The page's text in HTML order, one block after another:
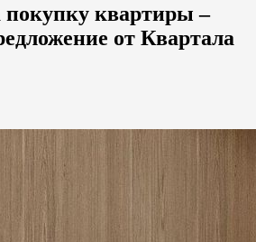
квартиры –
от Квартала